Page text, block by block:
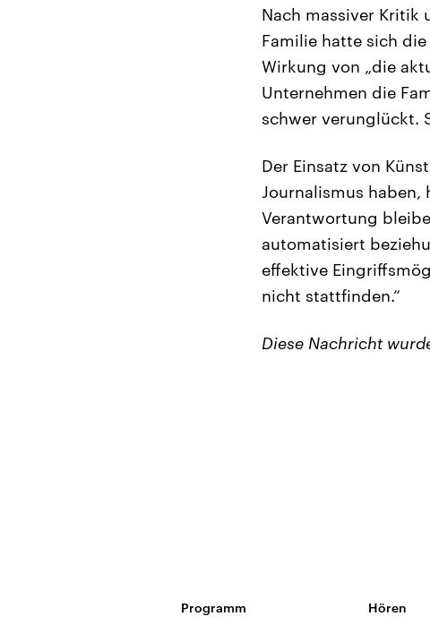
Nach massiver
Familie hatte sich
Wirkung von „die
Unternehmen die
schwer verunglückt.
Der Einsatz von
Journalismus haben,
Verantwortung
automatisiert
effektive
nicht stattfinden.“
Diese Nachricht
Programm Hören